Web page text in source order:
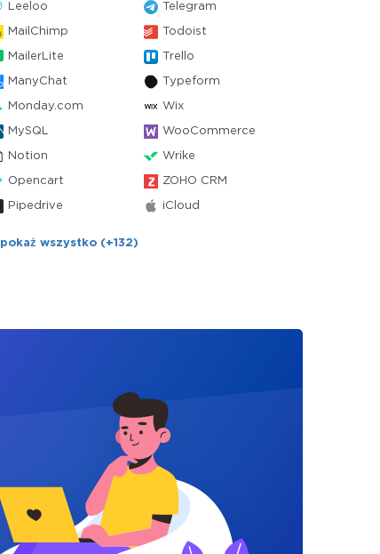
Leeloo Telegram
MailChimp Todoist
MailerLite Trello
ManyChat Typeform
Monday.com Wix
MySQL WooCommerce
Notion Wrike
Opencart ZOHO CRM
Pipedrive iCloud
pokaż wszystko (+132)